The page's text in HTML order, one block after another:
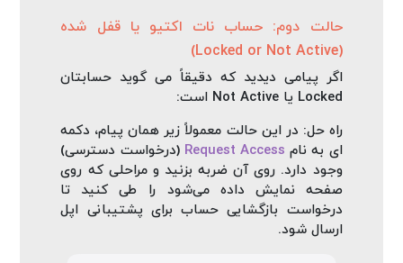
حالت دوم: حساب نات اکتیو یا قفل شده
(Locked or Not Active)
اگر پیامی دیدید که دقیقاً می‌ گوید حسابتان
Locked یا Not Active است:
راه‌ حل: در این حالت معمولاً زیر همان پیام، دکمه‌
ای به نام Request Access (درخواست دسترسی)
وجود دارد. روی آن ضربه بزنید و مراحلی که روی
صفحه نمایش داده می‌شود را طی کنید تا
درخواست بازگشایی حساب برای پشتیبانی اپل
ارسال شود.